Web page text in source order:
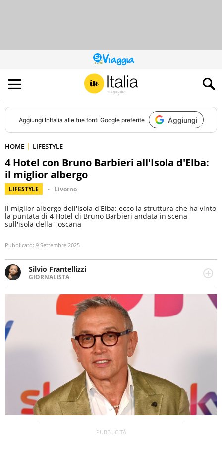
QUESTO
SITO
CONTRIBUISCE
ALL’AUDIENCE
DI
Aggiungi InItalia alle tue fonti Google preferite Aggiungi
HOME LIFESTYLE
4 Hotel con Bruno Barbieri all'Isola d'Elba:
il miglior albergo
LIFESTYLE Livorno
Il miglior albergo dell'Isola d'Elba: ecco la struttura che ha vinto
la puntata di 4 Hotel di Bruno Barbieri andata in scena
sull'isola della Toscana
Pubblicato: 9 Settembre 2025
Silvio Frantellizzi
GIORNALISTA
Giornalista pubblicista. Da oltre dieci anni si occupa di
informazione sul web, scrivendo di sport, attualità,
cronaca, motori, spettacolo e videogame.